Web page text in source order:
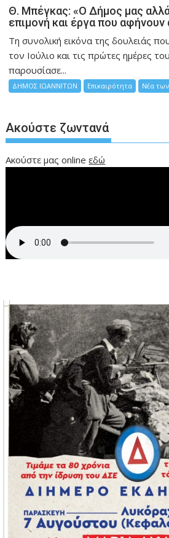
Θ. Μπέγκας: «Ο Δήμος μας
επιμονή και έργα που
Τη συνολική εικόνα της δουλειάς
τον Ιούλιο και τις πρώτες ημέρες
παρουσίασε...
ΔΗΜΟΣ ΙΩΑΝΝΙΤΩΝ Επικαιρότητα Νέα
Ακούστε ζωντανά
Ακούστε μας onlineεδώ